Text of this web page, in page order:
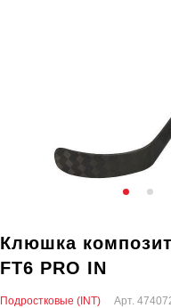
Клюшка
FT6 PRO IN
Подростковые (INT) Арт.